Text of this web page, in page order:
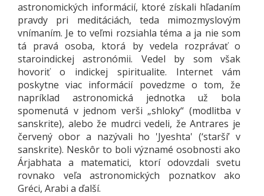
astronomických informácií, ktoré získali hľadaním
pravdy pri meditáciách, teda mimozmyslovým
vnímaním. Je to veľmi rozsiahla téma a ja nie som
tá pravá osoba, ktorá by vedela rozprávať o
staroindickej astronómii. Vedel by som však
hovoriť o indickej spiritualite. Internet vám
poskytne viac informácií povedzme o tom, že
napríklad astronomická jednotka už bola
spomenutá v jednom verši „shloky“ (modlitba v
sanskrite), alebo že mudrci vedeli, že Antrares je
červený obor a nazývali ho 'Jyeshta' (‘starší’ v
sanskrite). Neskôr to boli významé osobnosti ako
Árjabhata a matematici, ktorí odovzdali svetu
rovnako veľa astronomických poznatkov ako
Gréci, Arabi a ďalší.